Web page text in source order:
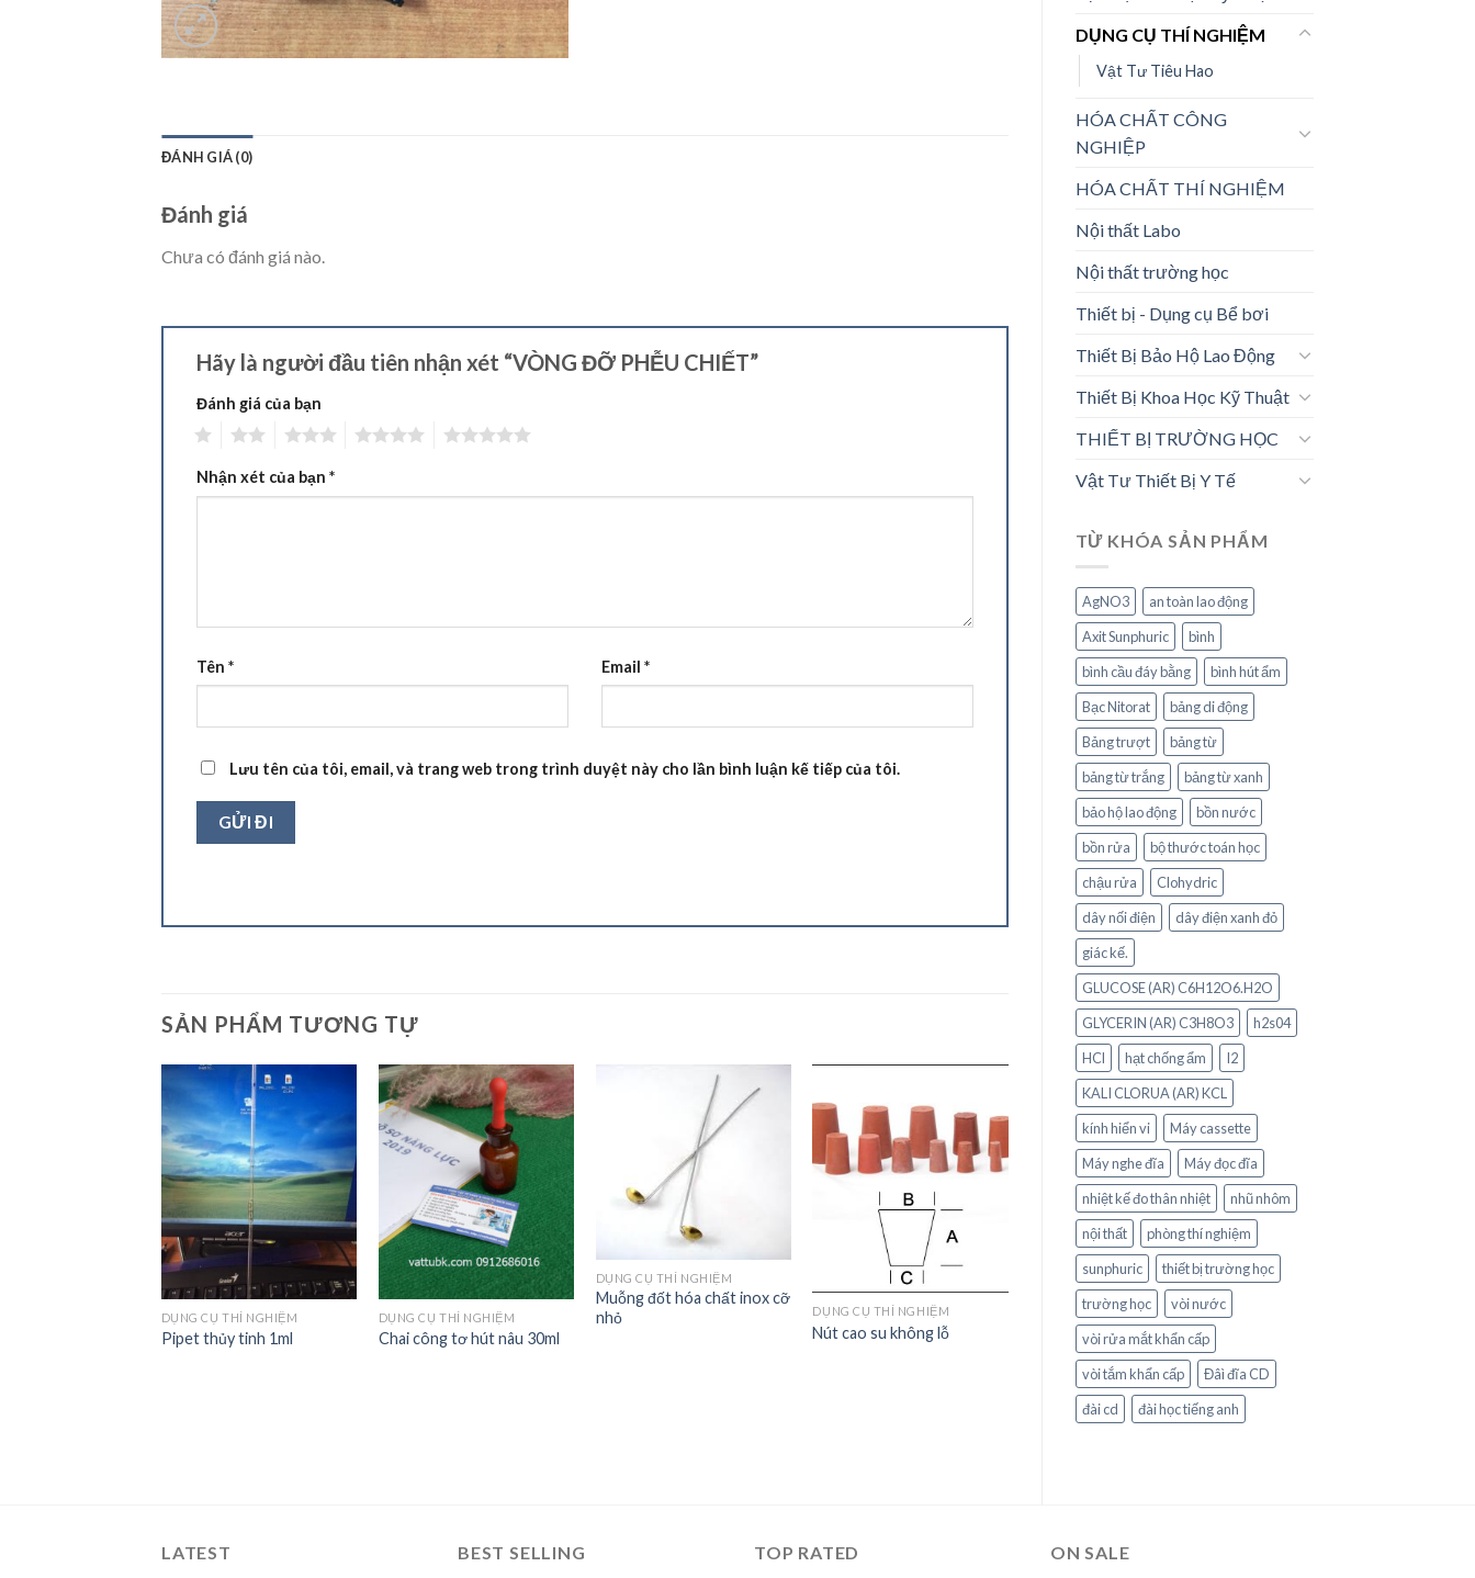
DỤNG CỤ THÍ NGHIỆM
Vật Tư Tiêu Hao
HÓA CHẤT CÔNG
NGHIỆP
HÓA CHẤT THÍ NGHIỆM
Nội thất Labo
Nội thất trường học
Thiết bị - Dụng cụ Bể bơi
Thiết Bị Bảo Hộ Lao Động
Thiết Bị Khoa Học Kỹ Thuật
THIẾT BỊ TRƯỜNG HỌC
Vật Tư Thiết Bị Y Tế
TỪ KHÓA SẢN PHẨM
AgNO3
an toàn lao động
Axit Sunphuric
bình
bình cầu đáy bằng
bình hút ẩm
Bạc Nitorat
bảng di động
Bảng trượt
bảng từ
bảng từ trắng
bảng từ xanh
bảo hộ lao động
bồn nước
bồn rửa
bộ thước toán học
chậu rửa
Clohydric
dây nối điện
dây điện xanh đỏ
giác kế.
GLUCOSE (AR) C6H12O6.H2O
GLYCERIN (AR) C3H8O3
h2s04
HCl
hạt chống ẩm
I2
KALI CLORUA (AR) KCL
kính hiển vi
Máy cassette
Máy nghe đĩa
Máy đọc đĩa
nhiệt kế đo thân nhiệt
nhũ nhôm
nội thất
phòng thí nghiệm
sunphuric
thiết bị trường học
trường học
vòi nước
vòi rửa mắt khẩn cấp
vòi tắm khẩn cấp
Đâì đĩa CD
đài cd
đài học tiếng anh
ĐÁNH GIÁ (0)
Đánh giá
Chưa có đánh giá nào.
Hãy là người đầu tiên nhận xét “VÒNG ĐỠ PHỄU CHIẾT”
Đánh giá của bạn
Nhận xét của bạn *
Tên * Email *
Lưu tên của tôi, email, và trang web trong trình duyệt này cho lần bình luận kế tiếp của tôi.
SẢN PHẨM TƯƠNG TỰ
Add to
Wishlist
DỤNG CỤ THÍ NGHIỆM
Pipet thủy tinh 1ml
Wishlist
DỤNG CỤ THÍ NGHIỆM
Chai công tơ hút nâu 30ml
DỤNG CỤ THÍ NGHIỆM
Muỗng đốt hóa chất inox cỡ
nhỏ
Add to
Wishlist
DỤNG CỤ THÍ NGHIỆM
Nút cao su không lỗ
LATEST BEST SELLING TOP RATED ON SALE